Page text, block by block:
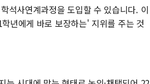
석사연계과정을 도입할 수 있습니다. 이
년에게 바로 보장하는' 지위를 주는 것